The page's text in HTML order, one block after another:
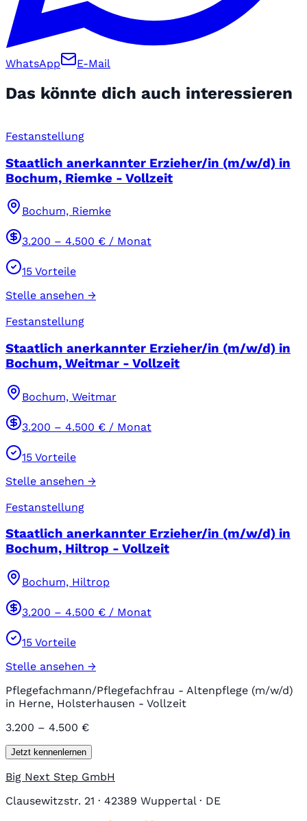
WhatsApp E-Mail
Das könnte dich auch interessieren
Festanstellung
Staatlich anerkannter Erzieher/in (m/w/d) in
Bochum, Riemke - Vollzeit
Bochum, Riemke
3.200 – 4.500 € / Monat
15 Vorteile
Stelle ansehen →
Festanstellung
Staatlich anerkannter Erzieher/in (m/w/d) in
Bochum, Weitmar - Vollzeit
Bochum, Weitmar
3.200 – 4.500 € / Monat
15 Vorteile
Stelle ansehen →
Festanstellung
Staatlich anerkannter Erzieher/in (m/w/d) in
Bochum, Hiltrop - Vollzeit
Bochum, Hiltrop
3.200 – 4.500 € / Monat
15 Vorteile
Stelle ansehen →
Pflegefachmann/Pflegefachfrau - Altenpflege (m/w/d)
in Herne, Holsterhausen - Vollzeit
3.200 – 4.500 €
Jetzt kennenlernen
Big Next Step GmbH
Clausewitzstr. 21 · 42389 Wuppertal · DE